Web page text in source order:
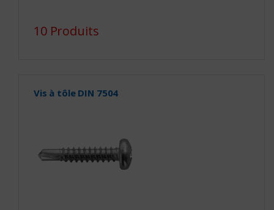
10 Produits
Vis à tôle DIN 7504